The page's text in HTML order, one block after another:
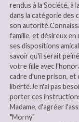
rendus à la Société, à
dans la catégorie des
son
famille, et désireux en
ses dispositions
savoir qu'il serait
votre fille avec
cadre d'une prison, et
liberté.Je n'ai pas
porter ces
Madame, d'agréer
"Morny"